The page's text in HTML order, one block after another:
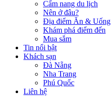
Cẩm nang du lịch
Nên ở đâu?
Địa điểm Ăn & Uống
Khám phá điểm đến
Mua sắm
Tin nổi bật
Khách sạn
Đà Nẵng
Nha Trang
Phú Quốc
Liên hệ